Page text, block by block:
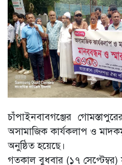
চাঁপাইনবাবগঞ্জের
অসামাজিক কার্যকলাপ ও
অনুষ্ঠিত হয়েছে।
গতকাল বুধবার (১৭